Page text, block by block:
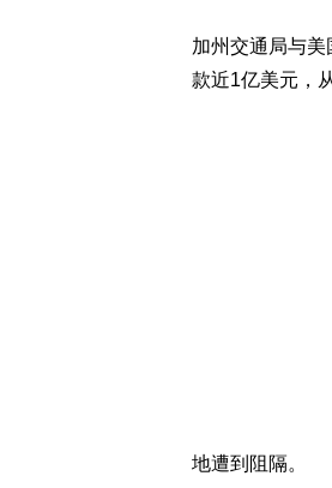
加州交通局与美
款近1亿美元，
地遭到阻隔。